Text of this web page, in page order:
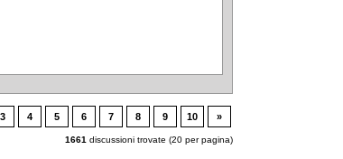
3 4 5 6 7 8 9 10 »
1661 discussioni trovate (20 per pagina)